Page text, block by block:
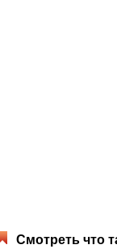
Смотреть что